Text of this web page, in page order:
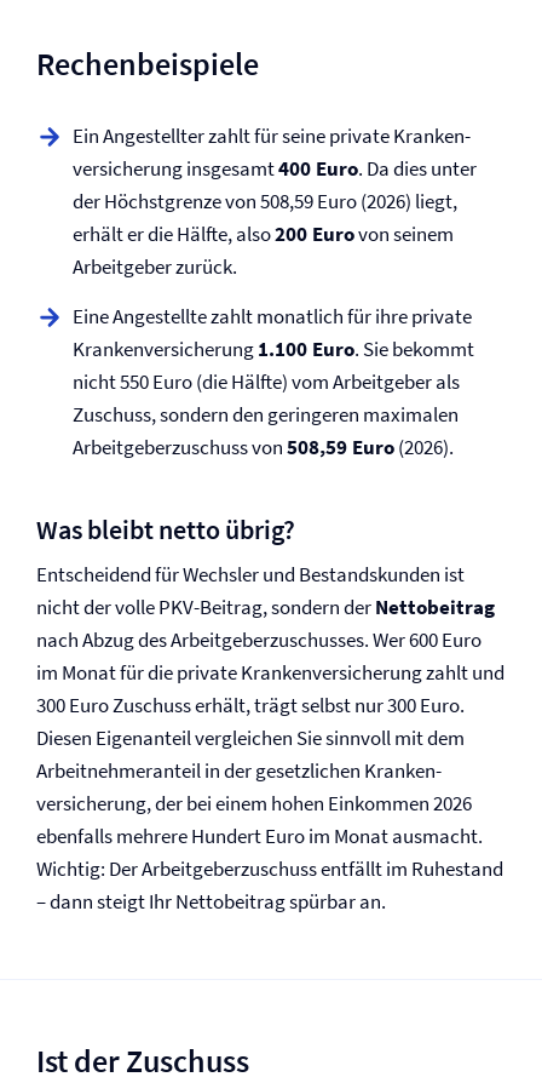
Rechenbeispiele
Ein Angestellter zahlt für seine private Kranken­
versicherung insgesamt400 Euro. Da dies unter
der Höchstgrenze von 508,59 Euro (2026) liegt,
erhält er die Hälfte, also200 Eurovon seinem
Arbeitgeber zurück.
Eine Angestellte zahlt monatlich für ihre private
Kranken­versicherung1.100 Euro. Sie bekommt
nicht 550 Euro (die Hälfte) vom Arbeitgeber als
Zuschuss, sondern den geringeren maximalen
Arbeitgeberzuschuss von508,59 Euro(2026).
Was bleibt netto übrig?
Entscheidend für Wechsler und Bestandskunden ist
nicht der volle PKV-Beitrag, sondern derNettobeitrag
nach Abzug des Arbeitgeberzuschusses. Wer 600 Euro
im Monat für die private Kranken­versicherung zahlt und
300 Euro Zuschuss erhält, trägt selbst nur 300 Euro.
Diesen Eigenanteil vergleichen Sie sinnvoll mit dem
Arbeitnehmeranteil in der gesetzlichen Kranken­
versicherung, der bei einem hohen Einkommen 2026
ebenfalls mehrere Hundert Euro im Monat ausmacht.
Wichtig: Der Arbeitgeberzuschuss entfällt im Ruhestand
– dann steigt Ihr Nettobeitrag spürbar an.
Ist der Zuschuss